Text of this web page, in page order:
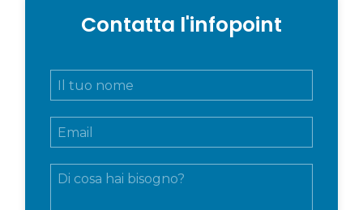
Contatta l'infopoint
N
E
m
M